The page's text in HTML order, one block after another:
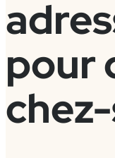
pour